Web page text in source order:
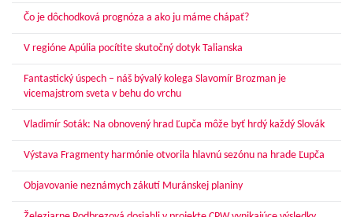
Čo je dôchodková prognóza a ako ju máme chápať?
V regióne Apúlia pocítite skutočný dotyk Talianska
Fantastický úspech – náš bývalý kolega Slavomír Brozman je
vicemajstrom sveta v behu do vrchu
Vladimír Soták: Na obnovený hrad Ľupča môže byť hrdý každý Slovák
Výstava Fragmenty harmónie otvorila hlavnú sezónu na hrade Ľupča
Objavovanie neznámych zákutí Muránskej planiny